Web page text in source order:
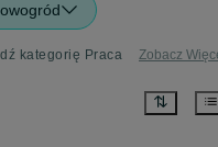
kategorię Praca Zobacz